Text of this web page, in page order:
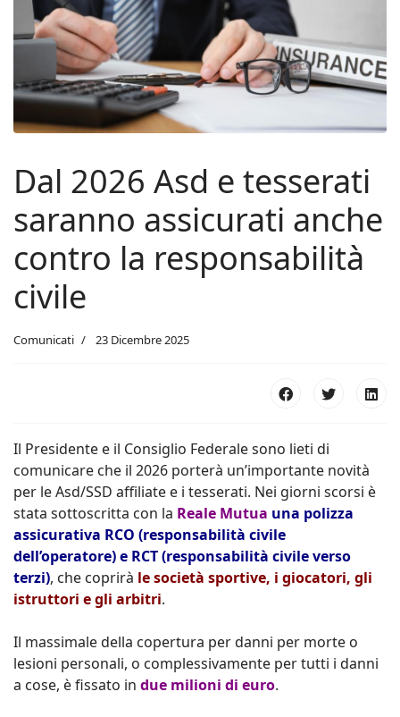
Dal 2026 Asd e tesserati
saranno assicurati anche
contro la responsabilità
civile
Comunicati 23 Dicembre 2025
Il Presidente e il Consiglio Federale sono lieti di
comunicare che il 2026 porterà un’importante novità
per le Asd/SSD affiliate e i tesserati. Nei giorni scorsi è
stata sottoscritta con la Reale Mutua una polizza
assicurativa RCO (responsabilità civile
dell’operatore) e RCT (responsabilità civile verso
terzi), che coprirà le società sportive, i giocatori, gli
istruttori e gli arbitri.
Il massimale della copertura per danni per morte o
lesioni personali, o complessivamente per tutti i danni
a cose, è fissato in due milioni di euro.